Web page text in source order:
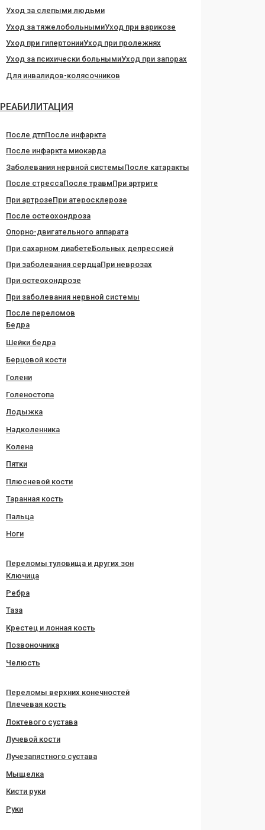
Уход за слепыми людьми
Уход за тяжелобольнымиУход при варикозе
Уход при гипертонииУход при пролежнях
Уход за психически больнымиУход при запорах
Для инвалидов-колясочников
РЕАБИЛИТАЦИЯ
После дтпПосле инфаркта
После инфаркта миокарда
Заболевания нервной системыПосле катаракты
После стрессаПосле травмПри артрите
При артрозеПри атеросклерозе
После остеохондроза
Опорно-двигательного аппарата
При сахарном диабетеБольных депрессией
При заболевания сердцаПри неврозах
При остеохондрозе
При заболевания нервной системы
После переломов
Бедра
Шейки бедра
Берцовой кости
Голени
Голеностопа
Лодыжка
Надколенника
Колена
Пятки
Плюсневой кости
Таранная кость
Пальца
Ноги
Переломы туловища и других зон
Ключица
Ребра
Таза
Крестец и лонная кость
Позвоночника
Челюсть
Переломы верхних конечностей
Плечевая кость
Локтевого сустава
Лучевой кости
Лучезапястного сустава
Мыщелка
Кисти руки
Руки